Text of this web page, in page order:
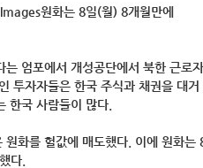
원화는 8일(월) 8개월만에
는 엄포에서 개성공단에서 북한 근로
투자자들은 한국 주식과 채권을 대
한국 사람들이 많다.
원화를 헐값에 매도했다. 이에 원화
다.